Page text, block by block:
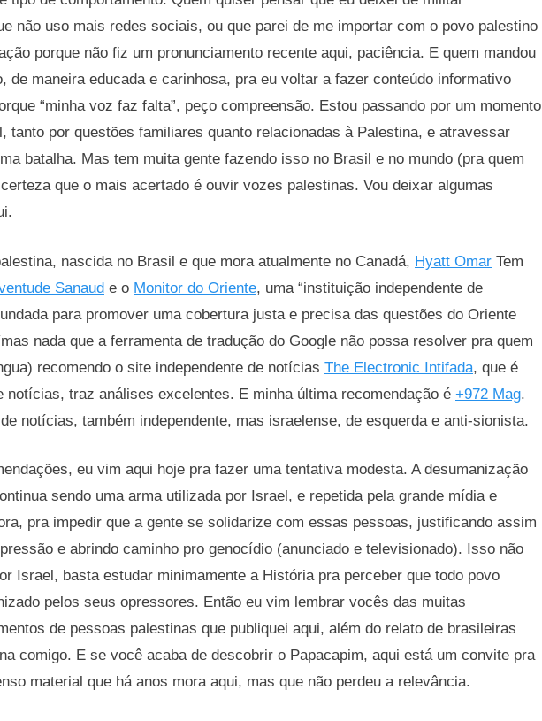
não uso mais redes sociais, ou que parei de me importar com o povo palestino
porque não fiz um pronunciamento recente aqui, paciência. E quem mandou
de maneira educada e carinhosa, pra eu voltar a fazer conteúdo informativo
“minha voz faz falta”, peço compreensão. Estou passando por um momento
tanto por questões familiares quanto relacionadas à Palestina, e atravessar
batalha. Mas tem muita gente fazendo isso no Brasil e no mundo (pra quem
que o mais acertado é ouvir vozes palestinas. Vou deixar algumas
nascida no Brasil e que mora atualmente no Canadá, Hyatt Omar Tem
Sanaud e o Monitor do Oriente, uma “instituição independente de
para promover uma cobertura justa e precisa das questões do Oriente
nada que a ferramenta de tradução do Google não possa resolver pra quem
recomendo o site independente de notícias The Electronic Intifada, que é
notícias, traz análises excelentes. E minha última recomendação é +972 Mag.
notícias, também independente, mas israelense, de esquerda e anti-sionista.
eu vim aqui hoje pra fazer uma tentativa modesta. A desumanização
sendo uma arma utilizada por Israel, e repetida pela grande mídia e
pra impedir que a gente se solidarize com essas pessoas, justificando assim
e abrindo caminho pro genocídio (anunciado e televisionado). Isso não
Israel, basta estudar minimamente a História pra perceber que todo povo
pelos seus opressores. Então eu vim lembrar vocês das muitas
de pessoas palestinas que publiquei aqui, além do relato de brasileiras
comigo. E se você acaba de descobrir o Papacapim, aqui está um convite pra
material que há anos mora aqui, mas que não perdeu a relevância.